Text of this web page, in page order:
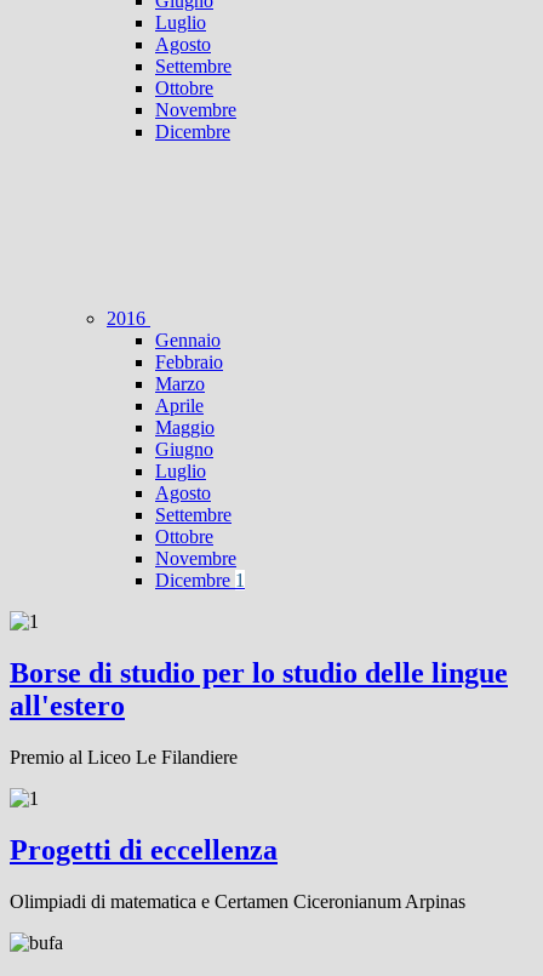
Luglio
Agosto
Settembre
Ottobre
Novembre
Dicembre
2016
Gennaio
Febbraio
Marzo
Aprile
Maggio
Giugno
Luglio
Agosto
Settembre
Ottobre
Novembre
Dicembre 1
Borse di studio per lo studio delle lingue
all'estero
Premio al Liceo Le Filandiere
Progetti di eccellenza
Olimpiadi di matematica e Certamen Ciceronianum Arpinas